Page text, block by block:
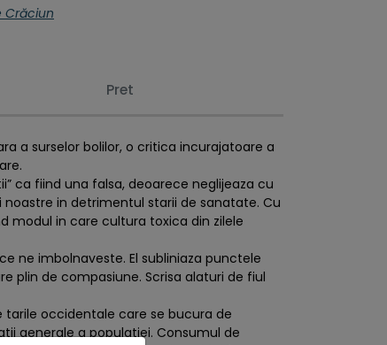
Crăciun
Pret
a surselor bolilor, o critica incurajatoare a
ca fiind una falsa, deoarece neglijeaza cu
in detrimentul starii de sanatate. Cu
modul in care cultura toxica din zilele
ne imbolnaveste. El subliniaza punctele
plin de compasiune. Scrisa alaturi de fiul
tarile occidentale care se bucura de
generale a populatiei. Consumul de